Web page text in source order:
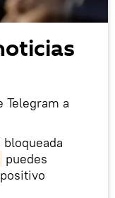
Telegram a
puedes